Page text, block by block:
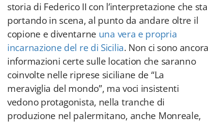
storia di Federico II con l’interpretazione che sta
portando in scena, al punto da andare oltre il
copione e diventarne una vera e propria
incarnazione del re di Sicilia. Non ci sono ancora
informazioni certe sulle location che saranno
coinvolte nelle riprese siciliane de “La
meraviglia del mondo”, ma voci insistenti
vedono protagonista, nella tranche di
produzione nel palermitano, anche Monreale,